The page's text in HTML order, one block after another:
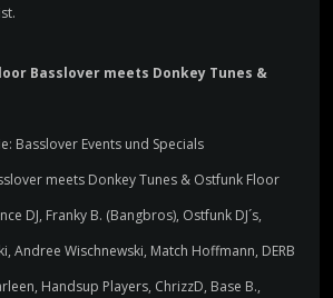
Basslover meets Donkey Tunes &
Basslover Events und Specials
meets Donkey Tunes & Ostfunk Floor
DJ, Franky B. (Bangbros), Ostfunk DJ´s,
Andree Wischnewski, Match Hoffmann, DERB
Handsup Players, ChrizzD, Base B.,